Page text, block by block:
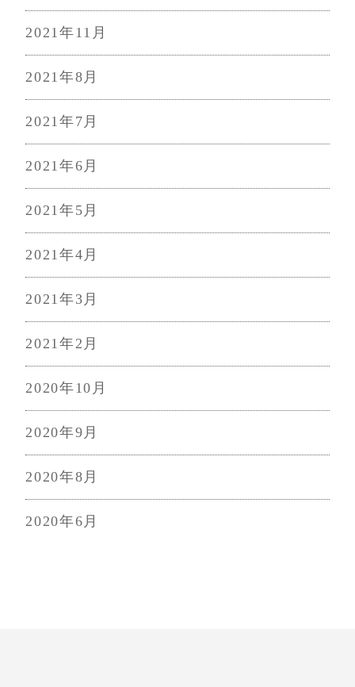
2021年11月
2021年8月
2021年7月
2021年6月
2021年5月
2021年4月
2021年3月
2021年2月
2020年10月
2020年9月
2020年8月
2020年6月